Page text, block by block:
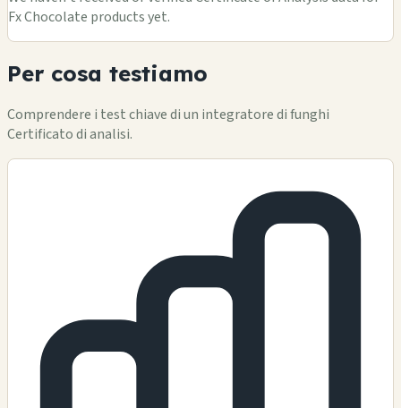
Fx Chocolate products yet.
Per cosa testiamo
Comprendere i test chiave di un integratore di funghi
Certificato di analisi.